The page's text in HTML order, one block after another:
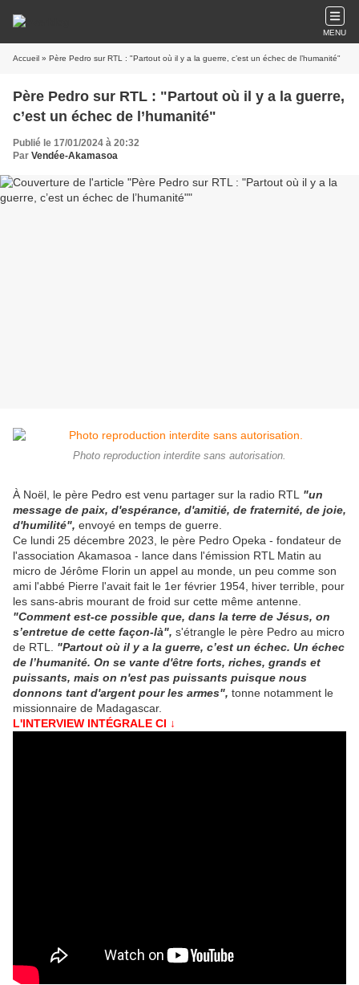
MENU
Accueil » Père Pedro sur RTL : "Partout où il y a la guerre, c’est un échec de l’humanité"
Père Pedro sur RTL : "Partout où il y a la guerre,
c’est un échec de l’humanité"
Publié le 17/01/2024 à 20:32
Par Vendée-Akamasoa
Photo reproduction interdite sans autorisation.
À Noël, le père Pedro est venu partager sur la radio RTL
"un
message de paix, d'espérance, d'amitié, de fraternité, de joie,
d'humilité", envoyé en temps de guerre.
Ce lundi 25 décembre 2023, le père Pedro Opeka - fondateur de
l'association Akamasoa - lance dans l'émission RTL Matin au
micro de Jérôme Florin un appel au monde, un peu comme son
ami l'abbé Pierre l'avait fait le 1er février 1954, hiver terrible, pour
les sans-abris mourant de froid sur cette même antenne.
"Comment est-ce possible que, dans la terre de Jésus, on
s’entretue de cette façon-là", s'étrangle le père Pedro au micro
de RTL. "Partout où il y a la guerre, c’est un échec. Un échec
de l’humanité. On se vante d'être forts, riches, grands et
puissants, mais on n'est pas puissants puisque nous
donnons tant d'argent pour les armes", tonne notamment le
missionnaire de Madagascar.
L'INTERVIEW INTÉGRALE CI ↓